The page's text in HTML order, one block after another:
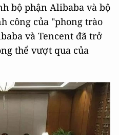
bộ phận Alibaba và bộ
công của "phong trào
và Tencent đã trở
thể vượt qua của